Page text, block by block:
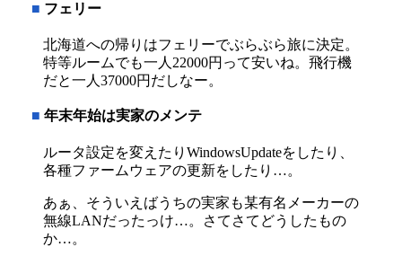
■ フェリー
北海道への帰りはフェリーでぶらぶら旅に決定。
特等ルームでも一人22000円って安いね。飛行機
だと一人37000円だしなー。
■ 年末年始は実家のメンテ
ルータ設定を変えたりWindowsUpdateをしたり、
各種ファームウェアの更新をしたり…。
あぁ、そういえばうちの実家も某有名メーカーの
無線LANだったっけ…。さてさてどうしたもの
か…。